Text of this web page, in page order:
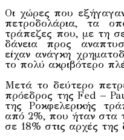
Οι χώρες που
πετροδολάρια, τα
τράπεζες που, με τη
δάνεια προς
είχαν ανάγκη
το πολύ ακριβότερο
Μετά το δεύτερο
πρόεδρος της Fed –
της Ροκφελερικής
από 2%, που ήταν στα
σε 18% στις αρχές της